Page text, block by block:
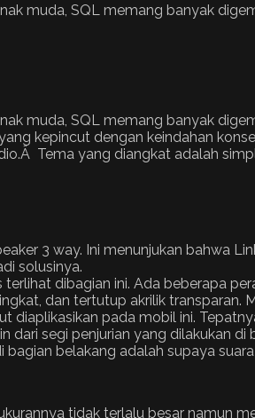
muda, SQL memang banyak
muda, SQL memang banyak
kepincut dengan keindahan
Tema yang diangkat adalah
3 way. Ini menunjukan bahwa
solusinya.
dibagian ini. Ada beberapa
dan tertutup akrilik transparan.
diaplikasikan pada mobil ini.
dari segi penjurian yang dilakukan
belakang adalah supaya
tidak terlalu besar namun